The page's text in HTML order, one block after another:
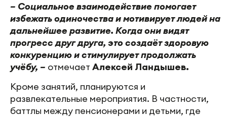
– Социальное взаимодействие помогает
избежать одиночества и мотивирует людей на
дальнейшее развитие. Когда они видят
прогресс друг друга, это создаёт здоровую
конкуренцию и стимулирует продолжать
учёбу, – отмечает Алексей Ландышев.
Кроме занятий, планируются и
развлекательные мероприятия. В частности,
баттлы между пенсионерами и детьми, где